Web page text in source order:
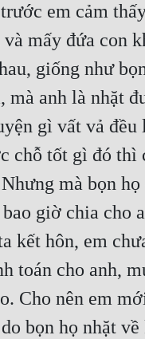
em cảm
mấy đứa con
giống như
mà anh là nhặt
gì vất vả đều
chỗ tốt gì đó thì
mà bọn
giờ chia cho
kết hôn, em
toán cho anh,
Cho nên em
bọn họ nhặt về